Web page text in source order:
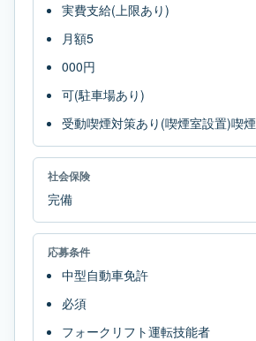
実費支給(上限あり)
月額5
000円
可(駐車場あり)
受動喫煙対策あり(喫煙室設置)喫
社会保険
完備
応募条件
中型自動車免許
必須
フォークリフト運転技能者